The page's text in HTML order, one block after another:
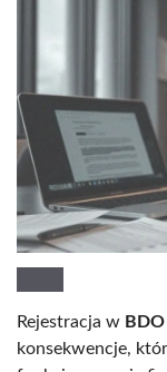
Rejestracja w BDO
konsekwencje,